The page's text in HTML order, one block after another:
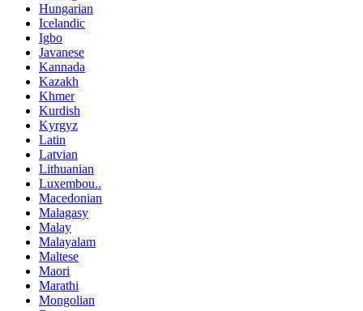
Hungarian
Icelandic
Igbo
Javanese
Kannada
Kazakh
Khmer
Kurdish
Kyrgyz
Latin
Latvian
Lithuanian
Luxembou..
Macedonian
Malagasy
Malay
Malayalam
Maltese
Maori
Marathi
Mongolian